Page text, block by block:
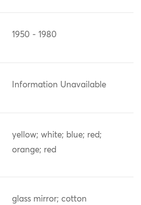
1950 - 1980
Information Unavailable
yellow; white; blue; red;
orange; red
glass mirror; cotton